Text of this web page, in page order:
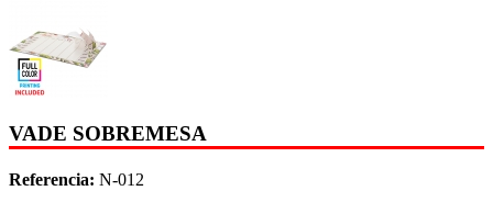
VADE SOBREMESA
Referencia: N-012